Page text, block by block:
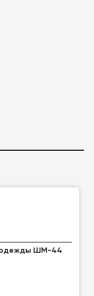
одежды ШМ-44